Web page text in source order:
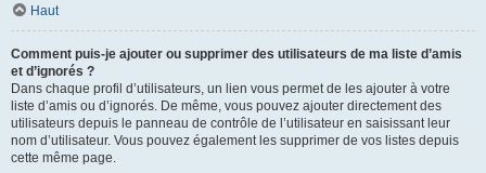
Haut
Comment puis-je ajouter ou supprimer des utilisateurs de ma liste d’amis
et d’ignorés ?
Dans chaque profil d’utilisateurs, un lien vous permet de les ajouter à votre
liste d’amis ou d’ignorés. De même, vous pouvez ajouter directement des
utilisateurs depuis le panneau de contrôle de l’utilisateur en saisissant leur
nom d’utilisateur. Vous pouvez également les supprimer de vos listes depuis
cette même page.